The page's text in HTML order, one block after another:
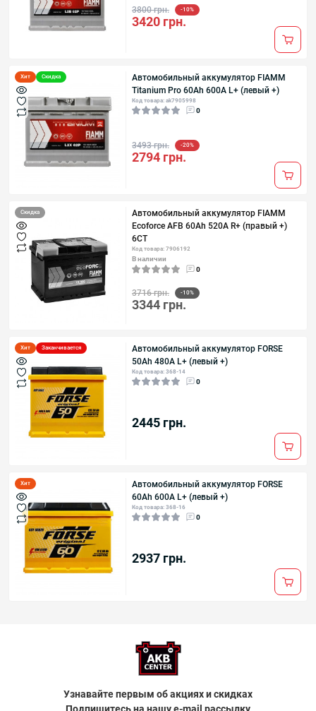
3800 грн. -10%
3420 грн.
Хит Скидка
Автомобильный аккумулятор FIAMM
Titanium Pro 60Аh 600А L+ (левый +)
Код товара: ak7905998
0
3493 грн. -20%
2794 грн.
Скидка
Автомобильный аккумулятор FIAMM
Ecoforce AFB 60Аh 520А R+ (правый +)
6СТ
Код товара: 7906192
В наличии
0
3716 грн. -10%
3344 грн.
Хит Заканчивается
Автомобильный аккумулятор FORSE
50Аh 480А L+ (левый +)
Код товара: 368-14
0
2445 грн.
Хит
Автомобильный аккумулятор FORSE
60Ah 600A L+ (левый +)
Код товара: 368-16
0
2937 грн.
Узнавайте первым об акциях и скидках